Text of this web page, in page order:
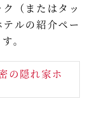
（またはタッ
ルの紹介ペー
。
の隠れ家ホ